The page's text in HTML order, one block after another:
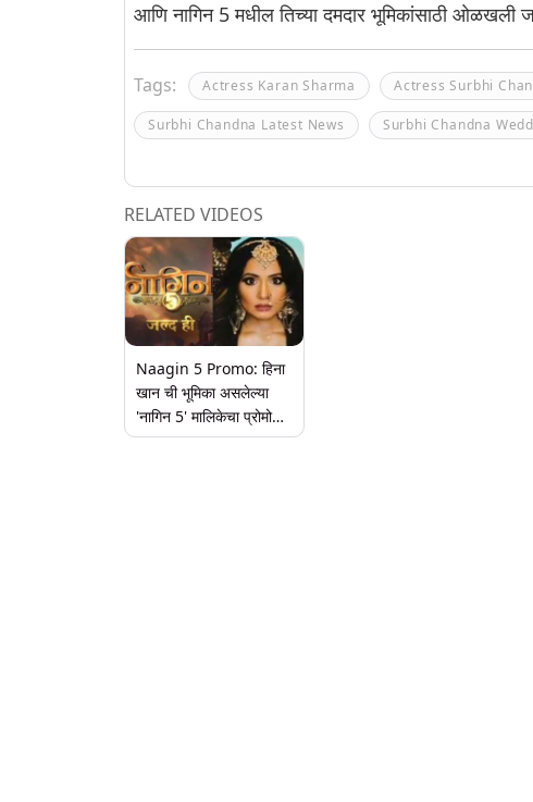
आणि नागिन 5 मधील तिच्या दमदार भूमिकांसाठी ओळखली
Tags: Actress Karan Sharma Actress Surbhi
Surbhi Chandna Latest News Surbhi Chandna
RELATED VIDEOS
Naagin 5 Promo: हिना
खान ची भूमिका असलेल्या
'नागिन 5' मालिकेचा प्रोमो
प्रदर्शित; पहा व्हिडिओ